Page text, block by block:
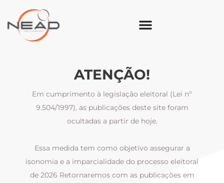
ATENÇÃO!
Em cumprimento à legislação eleitoral (Lei nº
9.504/1997), as publicações deste site foram
ocultadas a partir de hoje.
Essa medida tem como objetivo assegurar a
isonomia e a imparcialidade do processo eleitoral
de 2026 Retornaremos com as publicações em